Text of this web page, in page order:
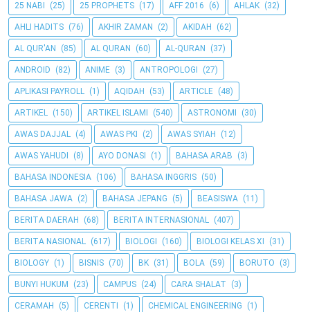
25 NABI (25) 25 PROPHETS (17) AFF 2016 (6) AHLAK (32)
AHLI HADITS (76) AKHIR ZAMAN (2) AKIDAH (62)
AL QUR'AN (85) AL QURAN (60) AL-QURAN (37)
ANDROID (82) ANIME (3) ANTROPOLOGI (27)
APLIKASI PAYROLL (1) AQIDAH (53) ARTICLE (48)
ARTIKEL (150) ARTIKEL ISLAMI (540) ASTRONOMI (30)
AWAS DAJJAL (4) AWAS PKI (2) AWAS SYIAH (12)
AWAS YAHUDI (8) AYO DONASI (1) BAHASA ARAB (3)
BAHASA INDONESIA (106) BAHASA INGGRIS (50)
BAHASA JAWA (2) BAHASA JEPANG (5) BEASISWA (11)
BERITA DAERAH (68) BERITA INTERNASIONAL (407)
BERITA NASIONAL (617) BIOLOGI (160) BIOLOGI KELAS XI (31)
BIOLOGY (1) BISNIS (70) BK (31) BOLA (59) BORUTO (3)
BUNYI HUKUM (23) CAMPUS (24) CARA SHALAT (3)
CERAMAH (5) CERENTI (1) CHEMICAL ENGINEERING (1)